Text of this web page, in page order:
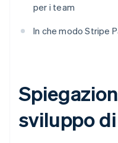
per i team
In che modo Stripe
sviluppo